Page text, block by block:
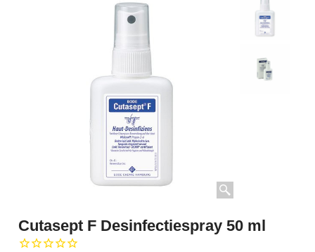
Cutasept F Desinfectiespray 50 ml